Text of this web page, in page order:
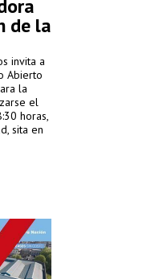
de la
invita a
Abierto
la
el
horas,
sita en